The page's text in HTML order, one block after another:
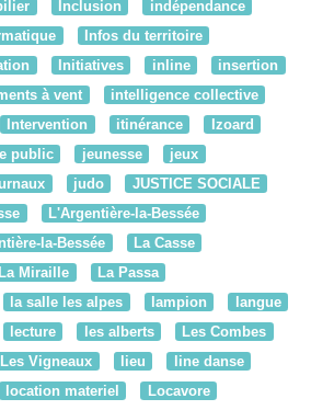
Inclusion
indépendance
Infos du territoire
Initiatives inline
insertion
à vent
intelligence collective
Intervention itinérance
Izoard
public jeunesse
jeux
judo
JUSTICE SOCIALE
L'Argentière-la-Bessée
la-Bessée
La Casse
La Miraille
La Passa
la salle les alpes lampion
langue
lecture les alberts
Les Combes
Les Vigneaux lieu
line danse
location materiel
Locavore